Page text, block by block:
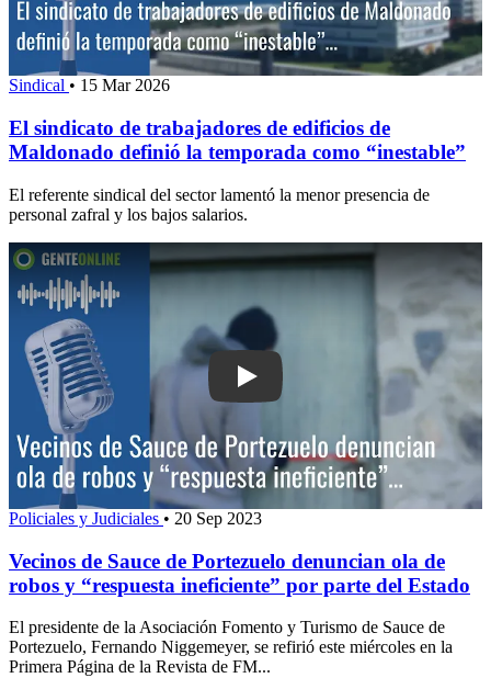
Sindical • 15 Mar 2026
El sindicato de trabajadores de edificios de
Maldonado definió la temporada como “inestable”
El referente sindical del sector lamentó la menor presencia de
personal zafral y los bajos salarios.
Play: Vecinos de Sauce de
Policiales y Judiciales • 20 Sep 2023
Vecinos de Sauce de Portezuelo denuncian ola de
robos y “respuesta ineficiente” por parte del Estado
El presidente de la Asociación Fomento y Turismo de Sauce de
Portezuelo, Fernando Niggemeyer, se refirió este miércoles en la
Primera Página de la Revista de FM...